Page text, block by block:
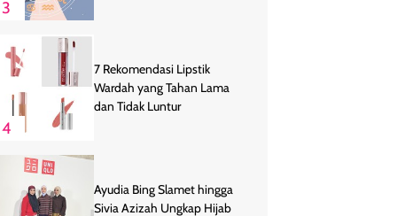
3
4
7 Rekomendasi Lipstik
Wardah yang Tahan Lama
dan Tidak Luntur
Ayudia Bing Slamet hingga
Sivia Azizah Ungkap Hijab